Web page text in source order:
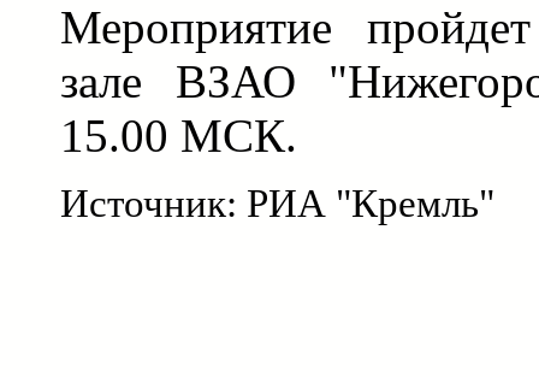
Мероприятие
зале ВЗАО
15.00 МСК.
Источник: РИА "Кремль"